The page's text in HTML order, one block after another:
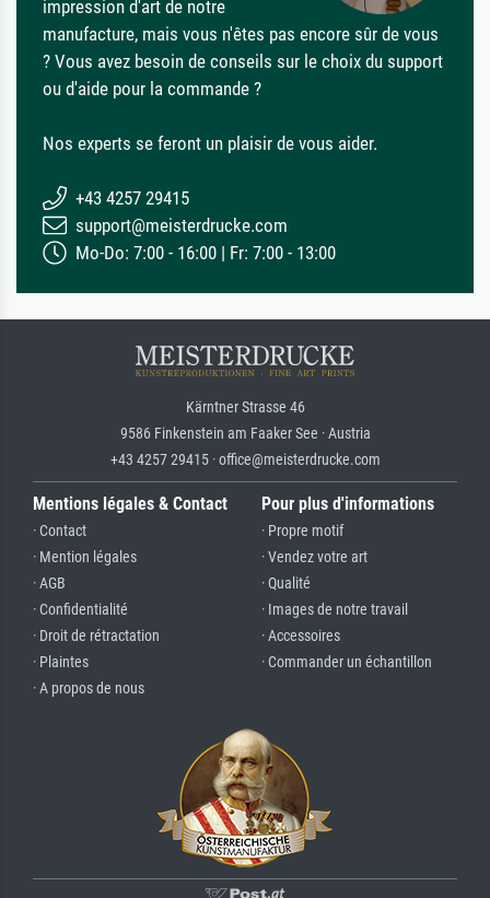
impression d'art de notre
manufacture, mais vous n'êtes pas encore sûr de vous
? Vous avez besoin de conseils sur le choix du support
ou d'aide pour la commande ?
Nos experts se feront un plaisir de vous aider.
+43 4257 29415
support@meisterdrucke.com
Mo-Do: 7:00 - 16:00 | Fr: 7:00 - 13:00
Kärntner Strasse 46
9586 Finkenstein am Faaker See · Austria
+43 4257 29415 · office@meisterdrucke.com
Mentions légales & Contact
· Contact
· Mention légales
· AGB
· Confidentialité
· Droit de rétractation
· Plaintes
· A propos de nous
Pour plus d'informations
· Propre motif
· Vendez votre art
· Qualité
· Images de notre travail
· Accessoires
· Commander un échantillon